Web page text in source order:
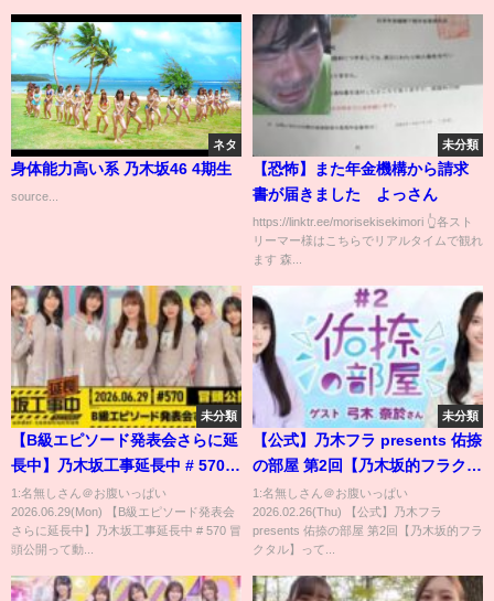
ネタ
身体能力高い系 乃木坂46 4期生
source...
未分類
【恐怖】また年金機構から請求
書が届きました よっさん
https://linktr.ee/morisekisekimori 👆各スト
リーマー様はこちらでリアルタイムで観れ
ます 森...
未分類
【B級エピソード発表会さらに延
⻑中】乃木坂工事延長中 # 570
冒頭公開
1:名無しさん＠お腹いっぱい
2026.06.29(Mon) 【B級エピソード発表会
さらに延⻑中】乃木坂工事延長中 # 570 冒
頭公開って動...
未分類
【公式】乃木フラ presents 佑捺
の部屋 第2回【乃木坂的フラクタ
ル】
1:名無しさん＠お腹いっぱい
2026.02.26(Thu) 【公式】乃木フラ
presents 佑捺の部屋 第2回【乃木坂的フラ
クタル】って...